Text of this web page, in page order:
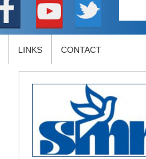
LINKS CONTACT